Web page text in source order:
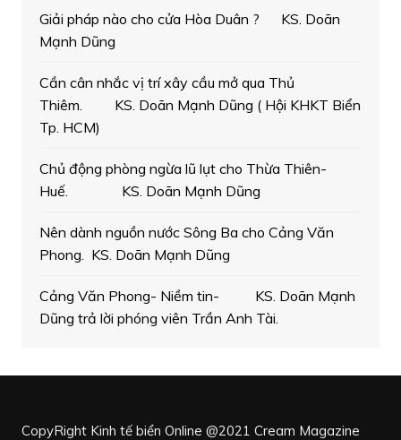
Giải pháp nào cho cửa Hòa Duân ? KS. Doãn
Mạnh Dũng
Cần cân nhắc vị trí xây cầu mở qua Thủ
Thiêm. KS. Doãn Mạnh Dũng ( Hội KHKT Biển
Tp. HCM)
Chủ động phòng ngừa lũ lụt cho Thừa Thiên-
Huế. KS. Doãn Mạnh Dũng
Nên dành nguồn nước Sông Ba cho Cảng Văn
Phong. KS. Doãn Mạnh Dũng
Cảng Văn Phong- Niềm tin- KS. Doãn Mạnh
Dũng trả lời phóng viên Trần Anh Tài.
CopyRight Kinh tế biển Online @2021 Cream Magazine